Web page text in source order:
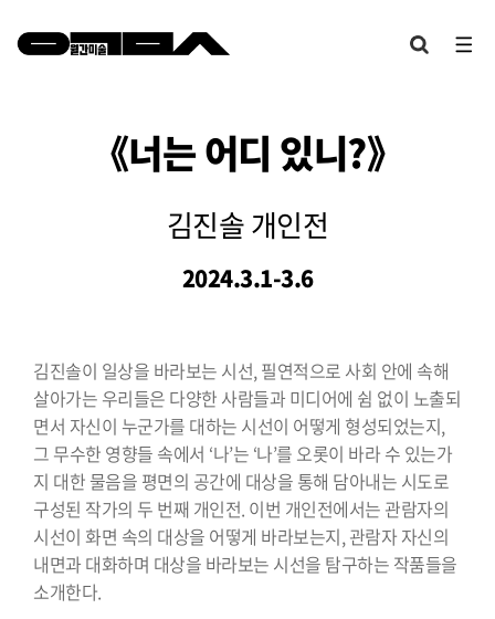
《너는 어디 있니?》
김진솔 개인전
2024.3.1-3.6
김진솔이 일상을 바라보는 시선, 필연적으로 사회 안에 속해
살아가는 우리들은 다양한 사람들과 미디어에 쉼 없이 노출되
면서 자신이 누군가를 대하는 시선이 어떻게 형성되었는지,
그 무수한 영향들 속에서 ‘나’는 ‘나’를 오롯이 바라 수 있는가
지 대한 물음을 평면의 공간에 대상을 통해 담아내는 시도로
구성된 작가의 두 번째 개인전. 이번 개인전에서는 관람자의
시선이 화면 속의 대상을 어떻게 바라보는지, 관람자 자신의
내면과 대화하며 대상을 바라보는 시선을 탐구하는 작품들을
소개한다.